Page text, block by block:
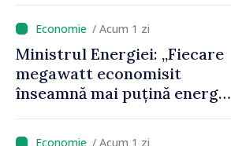
anunță prețuri mai mici la
benzină și motorină
/ Acum 1 zi
Ministrul Energiei: „Fiecare
megawatt economisit
înseamnă mai puțină energie
ridicate”
/ Acum 1 zi